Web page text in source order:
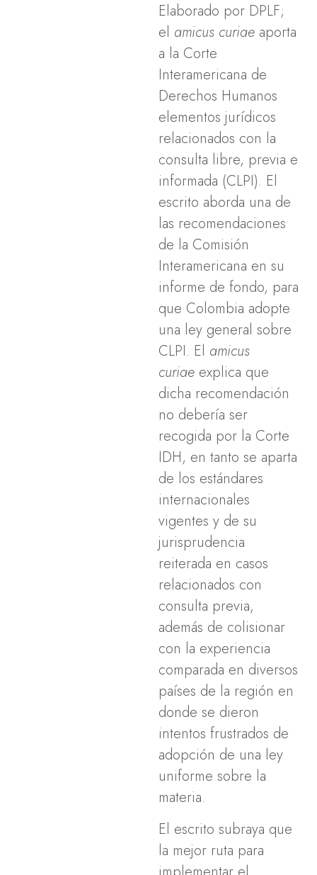
Elaborado por DPLF;
el amicus curiae aporta
a la Corte
Interamericana de
Derechos Humanos
elementos jurídicos
relacionados con la
consulta libre, previa e
informada (CLPI). El
escrito aborda una de
las recomendaciones
de la Comisión
Interamericana en su
informe de fondo, para
que Colombia adopte
una ley general sobre
CLPI. El amicus
curiae explica que
dicha recomendación
no debería ser
recogida por la Corte
IDH, en tanto se aparta
de los estándares
internacionales
vigentes y de su
jurisprudencia
reiterada en casos
relacionados con
consulta previa,
además de colisionar
con la experiencia
comparada en diversos
países de la región en
donde se dieron
intentos frustrados de
adopción de una ley
uniforme sobre la
materia.
El escrito subraya que
la mejor ruta para